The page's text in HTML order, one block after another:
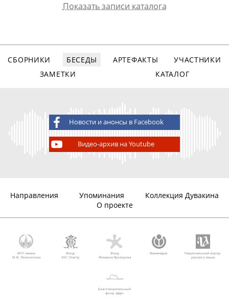
Шноль Симон
Эльевич
947 07.12.1991
аудио, 110
Шноль Симон
Эльевич
953 A 18.04.1992
Шноль Симон
954 A 22.05.1992
Показать записи каталога
СБОРНИКИ БЕСЕДЫ АРТЕФАКТЫ
УЧАСТНИКИ
ЗАМЕТКИ
КАТАЛОГ
Новости и анонсы в Facebook
Видео-архив на Youtube
Направления Упоминания
Коллекция Дувакина
О проекте
МГУ имени
М.В. Ломоносова
Фонд
AVC Charity
Фонд
Михаила Прохорова
Викимедиа
Национальный корпус
русского языка
Благотворительный
фонд «Дар»